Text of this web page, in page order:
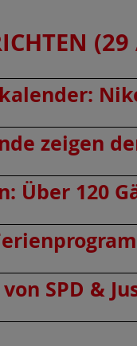
(29
zeigen
Über 120
SPD &